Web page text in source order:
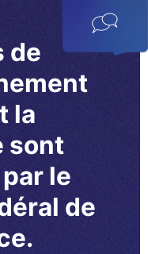
de
la
sont
le
de